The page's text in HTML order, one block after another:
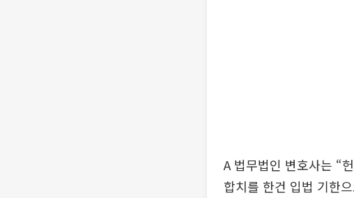
A 법무법인 변호사는 “
합치를 한건 입법 기한